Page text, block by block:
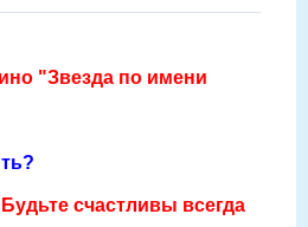
"Звезда по имени
счастливы всегда